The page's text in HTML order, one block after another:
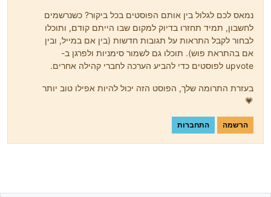
נמאס לכם לגלול בין אותם הפוסטים בכל ביקור? כשנרשמים
לחשבון, תמיד תחזרו בדיוק למקום שבו הייתם קודם, ותוכלו
לבחור לקבל התראות על תגובות חדשות (בין אם במייל, ובין
אם בהתראת פוש). תוכלו גם לשמור סימניות ולפרגן ב-
upvote לפוסטים כדי להביע הערכה לחברי קהילה אחרים.
בעזרת התרומה שלך, הפוסט הזה יכול להיות אפילו טוב יותר
💗
הרשמה התחברות